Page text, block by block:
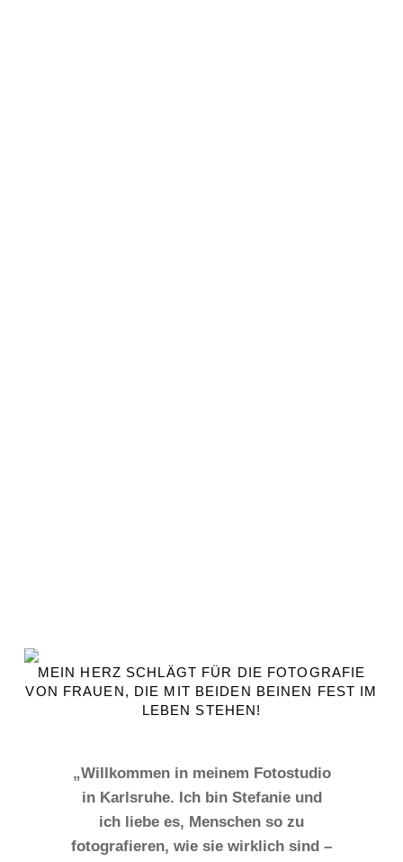
MEIN HERZ SCHLÄGT FÜR DIE FOTOGRAFIE
VON FRAUEN, DIE MIT BEIDEN BEINEN FEST IM
LEBEN STEHEN!
„Willkommen in meinem Fotostudio
in Karlsruhe. Ich bin Stefanie und
ich liebe es, Menschen so zu
fotografieren, wie sie wirklich sind –